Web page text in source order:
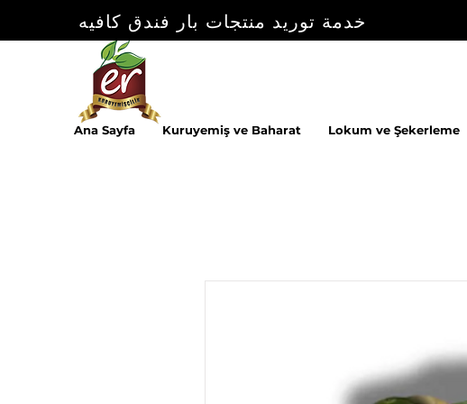
خدمة توريد منتجات بار فندق كافيه
Ana Sayfa Kuruyemiş ve Baharat Lokum ve Şekerleme